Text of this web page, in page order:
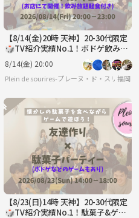
【8/14(金)20時 天神】20-30代限定
🎲TV紹介実績No.1！ボドゲ飲み会
で友達作り／初心者歓迎☆満席続
出！
8/14(金) 20:00
Plein de sourires-プレーヌ・ド・スリール-
福岡
【8/23(日)14時 天神】20-30代限定
🎲TV紹介実績No.1！駄菓子&ゲー